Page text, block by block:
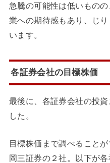
急騰の可能性は低いもの
業への期待感もあり、じ
います。
各証券会社の目標株価
最後に、各証券会社の投
した。
目標株価まで調べること
岡三証券の２社。以下が